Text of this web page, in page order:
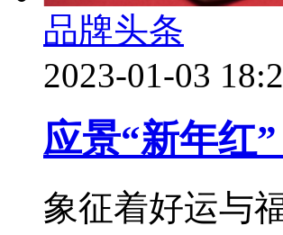
品牌头条
2023-01-03
应景“新年红
象征着好运与